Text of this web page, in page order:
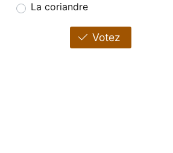
La coriandre
Votez